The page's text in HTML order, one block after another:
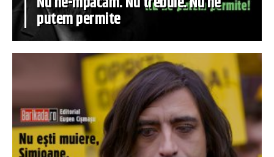
putem permite